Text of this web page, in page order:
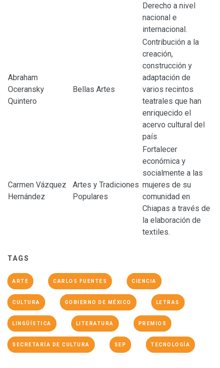
Derecho a nivel
nacional e
internacional.
Abraham
Oceransky
Quintero
Bellas Artes
Contribución a la
creación,
construcción y
adaptación de
varios recintos
teatrales que han
enriquecido el
acervo cultural del
país
Carmen Vázquez
Hernández
Artes y Tradiciones
Populares
Fortalecer
económica y
socialmente a las
mujeres de su
comunidad en
Chiapas a través de
la elaboración de
textiles.
TAGS
ARTE CARLOS FUENTES CIENCIA
CULTURA GOBIERNO DE MÉXICO LETRAS
LINGÜÍSTICA LITERATURA PREMIOS
SECRETARÍA DE CULTURA SEP TECNOLOGÍA